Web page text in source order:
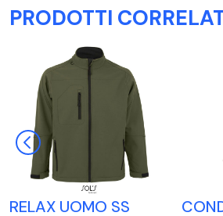
PRODOTTI
RELAX UOMO SS